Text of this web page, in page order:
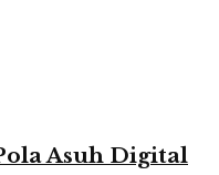
Asuh Digital